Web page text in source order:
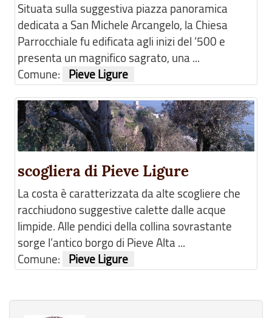
Situata sulla suggestiva piazza panoramica
dedicata a San Michele Arcangelo, la Chiesa
Parrocchiale fu edificata agli inizi del ‘500 e
presenta un magnifico sagrato, una ...
Comune:
Pieve Ligure
scogliera di Pieve Ligure
La costa è caratterizzata da alte scogliere che
racchiudono suggestive calette dalle acque
limpide. Alle pendici della collina sovrastante
sorge l’antico borgo di Pieve Alta ...
Comune:
Pieve Ligure